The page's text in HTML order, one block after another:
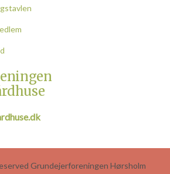
Grundejerforeningen Hørsholm